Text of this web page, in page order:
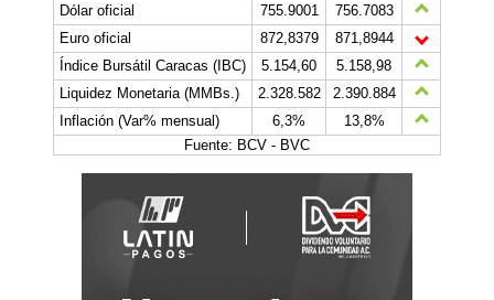
Dólar oficial
755.9001
756.7083
Euro oficial
872,8379
871,8944
Índice Bursátil Caracas (IBC)
5.154,60
5.158,98
Liquidez Monetaria (MMBs.)
2.328.582
2.390.884
Inflación (Var% mensual)
6,3%
13,8%
Fuente: BCV - BVC